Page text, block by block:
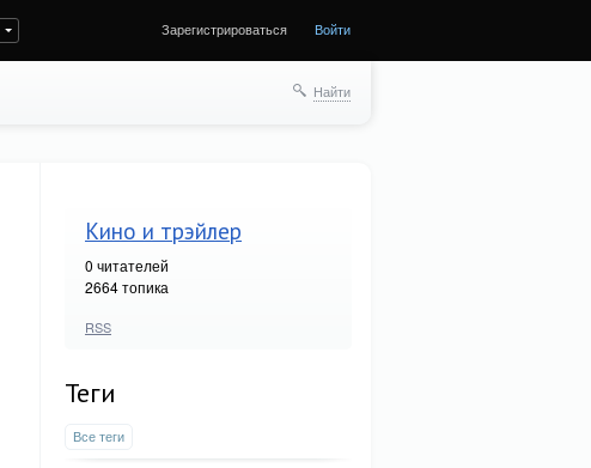
Зарегистрироваться Войти
Найти
Кино и трэйлер
0 читателей
2664 топика
RSS
Теги
Все теги